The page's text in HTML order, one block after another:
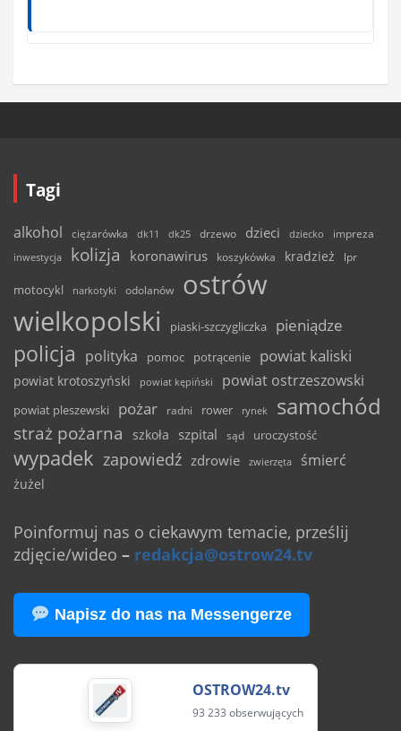
Tagi
alkohol ciężarówka dk11 dk25 drzewo dzieci dziecko
impreza
inwestycja
kolizja koronawirus koszykówka kradzież lpr
motocykl narkotyki odolanów
ostrów
wielkopolski
piaski-szczygliczka pieniądze
policja polityka pomoc potrącenie powiat kaliski
powiat krotoszyński powiat kępiński powiat ostrzeszowski
powiat pleszewski pożar radni rower rynek samochód
straż pożarna szkoła szpital sąd uroczystość
wypadek zapowiedź zdrowie zwierzęta śmierć
żużel
Poinformuj nas o ciekawym temacie, prześlij
zdjęcie/wideo – redakcja@ostrow24.tv
Napisz do nas na Messengerze
OSTROW24.tv
93 233 obserwujących